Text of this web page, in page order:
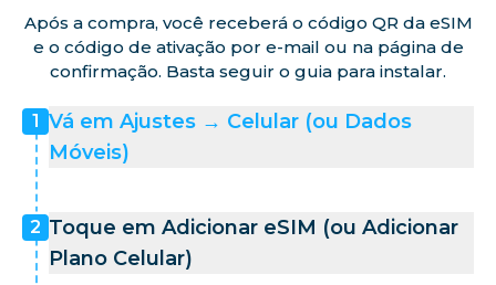
Após a compra, você receberá o código QR da eSIM
e o código de ativação por e-mail ou na página de
confirmação. Basta seguir o guia para instalar.
1 Vá em Ajustes → Celular (ou Dados
Móveis)
2 Toque em Adicionar eSIM (ou Adicionar
Plano Celular)